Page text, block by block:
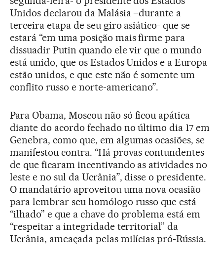
Unidos declarou da Malásia –durante a
terceira etapa de seu giro asiático- que se
estará “em uma posição mais firme para
dissuadir Putin quando ele vir que o mundo
está unido, que os Estados Unidos e a Europa
estão unidos, e que este não é somente um
conflito russo e norte-americano”.
Para Obama, Moscou não só ficou apática
diante do acordo fechado no último dia 17 em
Genebra, como que, em algumas ocasiões, se
manifestou contra. “Há provas contundentes
de que ficaram incentivando as atividades no
leste e no sul da Ucrânia”, disse o presidente.
O mandatário aproveitou uma nova ocasião
para lembrar seu homólogo russo que está
“ilhado” e que a chave do problema está em
“respeitar a integridade territorial” da
Ucrânia, ameaçada pelas milícias pró-Rússia.